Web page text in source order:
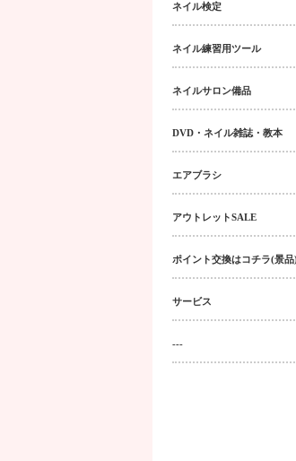
ネイル検定
ネイル練習用ツール
ネイルサロン備品
DVD・ネイル雑誌・教本
エアブラシ
アウトレットSALE
ポイント交換はコチラ(景品
サービス
---